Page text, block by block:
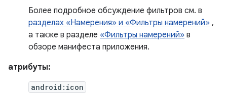
Более подробное обсуждение фильтров см. в
разделах «Намерения» и «Фильтры намерений» ,
а также в разделе «Фильтры намерений» в
обзоре манифеста приложения.
атрибуты:
android:icon